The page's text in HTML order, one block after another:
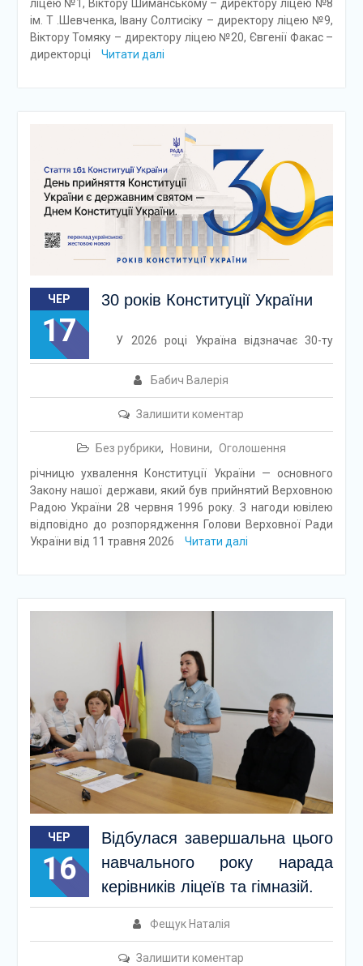
ліцею №1, Віктору Шиманському – директору ліцею №8
ім. Т .Шевченка, Івану Солтисіку – директору ліцею №9,
Віктору Томяку – директору ліцею №20, Євгенії Факас –
директорці
Читати далі
ЧЕР
17
30 років Конституції України
Бабич Валерія
Залишити коментар
Без рубрики, Новини, Оголошення
У 2026 році Україна відзначає 30-ту
річницю ухвалення Конституції України — основного
Закону нашої держави, який був прийнятий Верховною
Радою України 28 червня 1996 року. З нагоди ювілею
відповідно до розпорядження Голови Верховної Ради
України від 11 травня 2026
Читати далі
ЧЕР
16
Відбулася завершальна цього
навчального року нарада
керівників ліцеїв та гімназій.
Фещук Наталія
Залишити коментар